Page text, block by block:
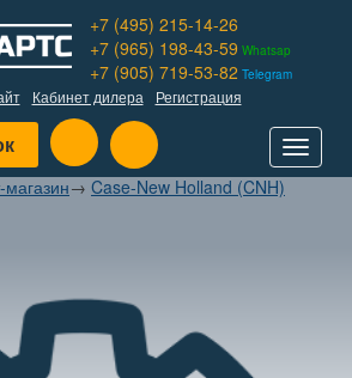
+7 (495) 215-14-26
+7 (965) 198-43-59 Whatsap
+7 (905) 719-53-82 Telegram
Кабинет дилера Регистрация
Toggle
→ Case-New Holland (CNH)